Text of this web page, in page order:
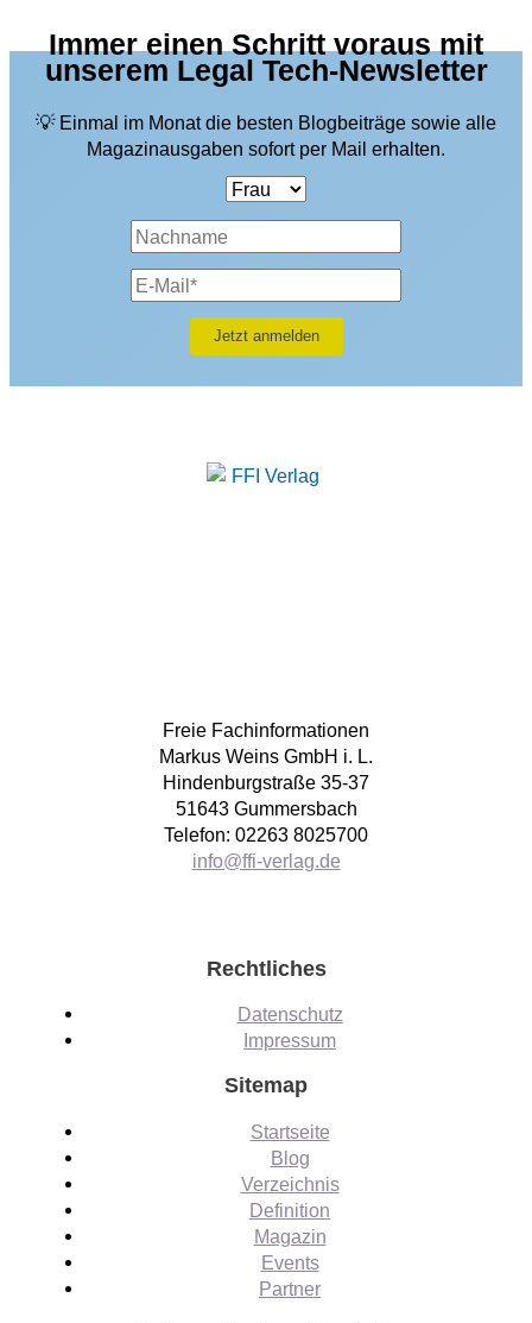
Immer einen Schritt voraus mit
unserem Legal Tech-Newsletter
💡 Einmal im Monat die besten Blogbeiträge sowie alle
Magazinausgaben sofort per Mail erhalten.
Freie Fachinformationen
Markus Weins GmbH i. L.
Hindenburgstraße 35-37
51643 Gummersbach
Telefon: 02263 8025700
info@ffi-verlag.de
Rechtliches
Datenschutz
Impressum
Sitemap
Startseite
Blog
Verzeichnis
Definition
Magazin
Events
Partner